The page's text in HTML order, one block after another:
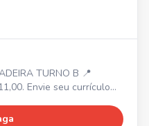
TURNO B 📍
Envie seu currículo